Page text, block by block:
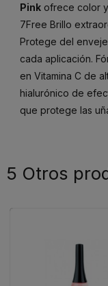
Pink ofrece color
7Free Brillo
Protege del
cada aplicación.
en Vitamina C de
hialurónico de
que protege las
5 Otros